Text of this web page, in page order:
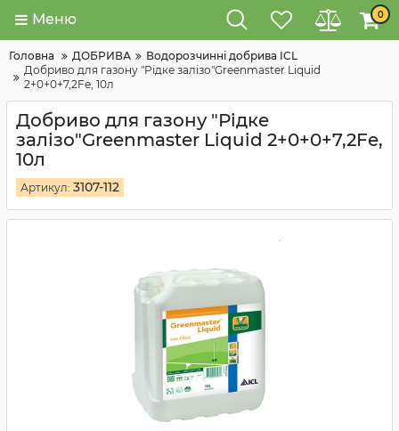
Меню 0
Головна ДОБРИВА
Водорозчинні добрива ICL
Добриво для газону "Рідке залізо"Greenmaster Liquid
2+0+0+7,2Fe, 10л
Добриво для газону "Рідке
залізо"Greenmaster Liquid 2+0+0+7,2Fe,
10л
Артикул: 3107-112